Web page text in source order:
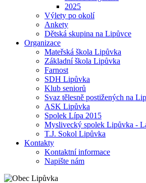
2025
Výlety po okolí
Ankety
Dětská skupina na Lipůvce
Organizace
Mateřská škola Lipůvka
Základní škola Lipůvka
Farnost
SDH Lipůvka
Klub seniorů
Svaz tělesně postižených na
ASK Lipůvka
Spolek Lípa 2015
Myslivecký spolek Lipůvka -
T.J. Sokol Lipůvka
Kontakty
Kontaktní informace
Napište nám